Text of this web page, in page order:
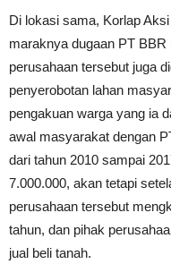
Di lokasi sama, Korlap
maraknya dugaan PT
perusahaan tersebut juga
penyerobotan lahan
pengakuan warga yang ia
awal masyarakat dengan
dari tahun 2010 sampai
7.000.000, akan tetapi
perusahaan tersebut
tahun, dan pihak
jual beli tanah.